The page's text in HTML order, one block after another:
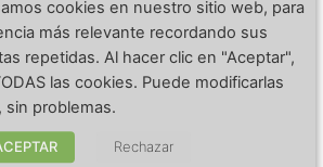
2023
cookies en nuestro sitio web, para
más relevante recordando sus
repetidas. Al hacer clic en "Aceptar",
las cookies. Puede modificarlas
problemas.
Rechazar